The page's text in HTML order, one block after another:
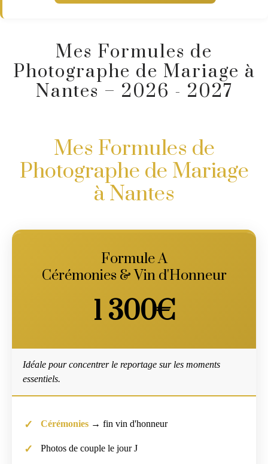
Mes Formules de
Photographe de Mariage à
Nantes – 2026 - 2027
Mes Formules de
Photographe de Mariage
à Nantes
Formule A
Cérémonies & Vin d'Honneur
1 300€
Idéale pour concentrer le reportage sur les moments
essentiels.
Cérémonies → fin vin d'honneur
Photos de couple le jour J